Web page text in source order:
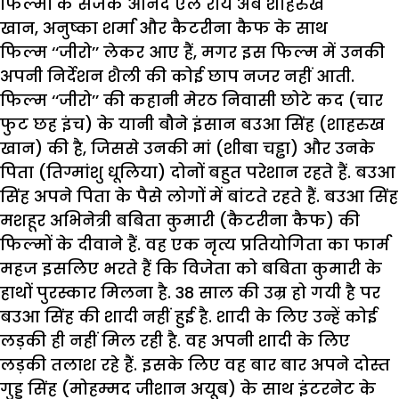
खान, अनुष्का शर्मा और कैटरीना कैफ के साथ
फिल्म ‘‘जीरो’’ लेकर आए हैं, मगर इस फिल्म में उनकी
अपनी निर्देशन शैली की कोई छाप नजर नहीं आती.
फिल्म ‘‘जीरो’’ की कहानी मेरठ निवासी छोटे कद (चार
फुट छह इंच) के यानी बौने इंसान बउआ सिंह (शाहरुख
खान) की है, जिससे उनकी मां (शीबा चड्ढा) और उनके
पिता (तिग्मांशु धूलिया) दोनों बहुत परेशान रहते हैं. बउआ
सिंह अपने पिता के पैसे लोगों में बांटते रहते हैं. बउआ सिंह
मशहूर अभिनेत्री बबिता कुमारी (कैटरीना कैफ) की
फिल्मों के दीवाने हैं. वह एक नृत्य प्रतियोगिता का फार्म
महज इसलिए भरते हैं कि विजेता को बबिता कुमारी के
हाथों पुरस्कार मिलना है. 38 साल की उम्र हो गयी है पर
बउआ सिंह की शादी नहीं हुई है. शादी के लिए उन्हें कोई
लड़की ही नहीं मिल रही है. वह अपनी शादी के लिए
लड़की तलाश रहे हैं. इसके लिए वह बार बार अपने दोस्त
गुड्डू सिंह (मोहम्मद जीशान अयूब) के साथ इंटरनेट के